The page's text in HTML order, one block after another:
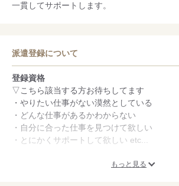
一貫してサポートします。
派遣登録について
登録資格
▽こちら該当する方お待ちしてます
・やりたい仕事がない漠然としている
・どんな仕事があるかわからない
・自分に合った仕事を見つけて欲しい
・とにかくサポートして欲しい etc...
こんなお悩みを抱えている方はもっと見る